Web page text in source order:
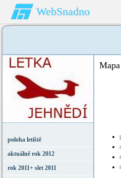
WebSnadno
poloha letiště
aktuálně rok 2012
rok 2011+ slet 2011